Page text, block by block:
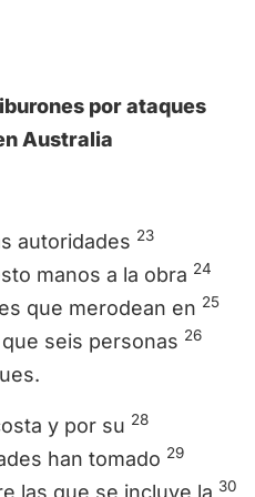
por ataques
Australia
autoridades 23
manos a la obra 24
que merodean en 25
seis personas 26
y por su 28
han tomado 29
las que se incluye la 30